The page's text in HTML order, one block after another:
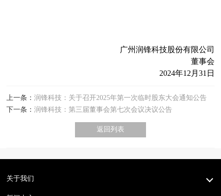
广州润锋科技股份有限公司
董事会
2024年12 月 31 日
上一条：润锋科技：关于召开2025年第一次临时股东大会通知公告
下一条：润锋科技：第三届董事会第七次会议决议公告
返回列表
关于我们